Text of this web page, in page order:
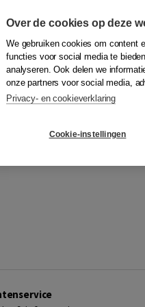
Over de cookies op deze
We gebruiken cookies om content
functies voor social media te
analyseren. Ook delen we
onze partners voor social media,
Privacy- en cookieverklaring
Cookie-instellingen